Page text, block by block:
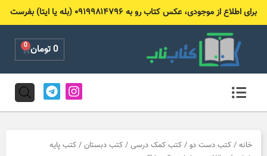
برای اطلاع از موجودی، عکس کتاب رو به ۰۹۱۹۹۸۱۴۷۹۶ (بله یا ایتا) بفرست
0تومان 0
Cart
I
n
s
g
T
e
l
r خانه / کتب دست دو / کتب کمک درسی / کتب دبستان / کتب پایه